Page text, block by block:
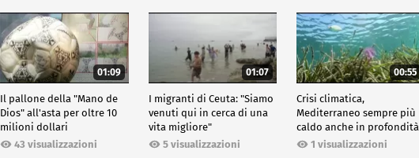
01:09
Il pallone della "Mano de
Dios" all'asta per oltre 10
milioni dollari
43 visualizzazioni
01:07
I migranti di Ceuta: "Siamo
venuti qui in cerca di una
vita migliore"
5 visualizzazioni
00:55
Crisi climatica,
Mediterraneo sempre più
caldo anche in profondità
1 visualizzazioni